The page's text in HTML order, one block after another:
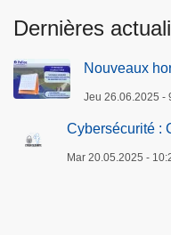
Dernières
Nouveaux
Jeu 26.06.2025 -
Cybersécurité :
Mar 20.05.2025 -